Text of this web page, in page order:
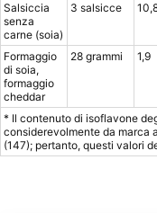
Salsiccia
senza
carne (soia)
3 salsicce
Formaggio
di soia,
formaggio
cheddar
28 grammi 1,9
* Il contenuto di isoflavone
considerevolmente da marca
(147); pertanto, questi valori